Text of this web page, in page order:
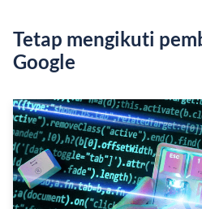
Tetap mengikuti
Google